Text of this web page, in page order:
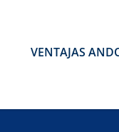
VENTAJAS